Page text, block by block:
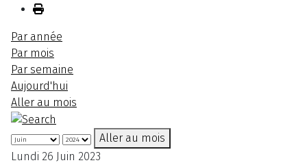
Par année
Par mois
Par semaine
Aujourd'hui
Aller au mois
Aller au mois
Lundi 26 Juin 2023